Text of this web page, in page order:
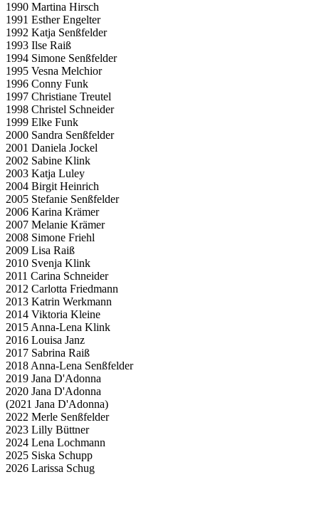
1990 Martina Hirsch
1991 Esther Engelter
1992 Katja Senßfelder
1993 Ilse Raiß
1994 Simone Senßfelder
1995 Vesna Melchior
1996 Conny Funk
1997 Christiane Treutel
1998 Christel Schneider
1999 Elke Funk
2000 Sandra Senßfelder
2001 Daniela Jockel
2002 Sabine Klink
2003 Katja Luley
2004 Birgit Heinrich
2005 Stefanie Senßfelder
2006 Karina Krämer
2007 Melanie Krämer
2008 Simone Friehl
2009 Lisa Raiß
2010 Svenja Klink
2011 Carina Schneider
2012 Carlotta Friedmann
2013 Katrin Werkmann
2014 Viktoria Kleine
2015 Anna-Lena Klink
2016 Louisa Janz
2017 Sabrina Raiß
2018 Anna-Lena Senßfelder
2019 Jana D'Adonna
2020 Jana D'Adonna
(2021 Jana D'Adonna)
2022 Merle Senßfelder
2023 Lilly Büttner
2024 Lena Lochmann
2025 Siska Schupp
2026 Larissa Schug